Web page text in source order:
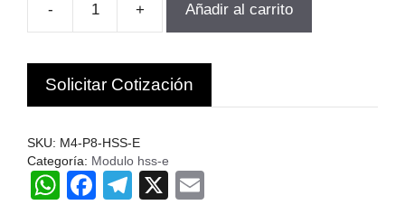
-
FRESA
PARA
ENGranajes
M4-
Z135-
INF
Hss-
+ Añadir al carrito
Solicitar Cotización
SKU: M4-P8-HSS-E
Categoría: Modulo hss-e
W
F
T
X